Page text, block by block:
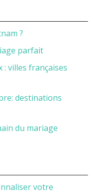
?
parfait
villes françaises
destinations
du mariage
votre